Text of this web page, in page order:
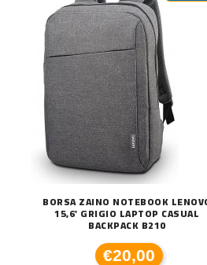
BORSA ZAINO NOTEBOOK
15,6' GRIGIO LAPTOP CASUAL
BACKPACK B210
€20,00